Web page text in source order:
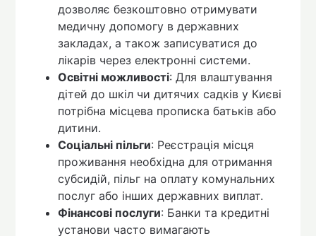
дозволяє безкоштовно отримувати
медичну допомогу в державних
закладах, а також записуватися до
лікарів через електронні системи.
Освітні можливості: Для влаштування
дітей до шкіл чи дитячих садків у Києві
потрібна місцева прописка батьків або
дитини.
Соціальні пільги: Реєстрація місця
проживання необхідна для отримання
субсидій, пільг на оплату комунальних
послуг або інших державних виплат.
Фінансові послуги: Банки та кредитні
установи часто вимагають